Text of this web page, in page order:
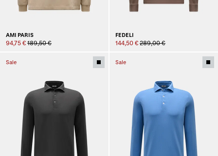
AMI PARIS
94,75 € 189,50 €
FEDELI
144,50 € 289,00 €
Sale Sale